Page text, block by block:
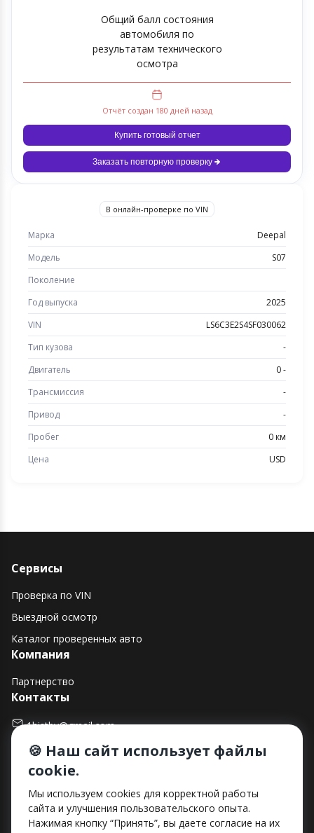
Общий балл состояния
автомобиля по
результатам технического
осмотра
Отчёт создан 180 дней назад
Купить готовый отчет
Заказать повторную проверку
В онлайн-проверке по VIN
Марка
Deepal
Модель
S07
Поколение
Год выпуска
2025
VIN
LS6C3E2S4SF030062
Тип кузова
-
Двигатель
0 -
Трансмиссия
-
Привод
-
Пробег
0 км
Цена
USD
Сервисы
Проверка по VIN
Выездной осмотр
Каталог проверенных авто
Компания
Партнерство
Контакты
1histby@gmail.com
+375 (29) 182-90-00
г. Минск, ул. Макаенка, д. 12Е, пом. 282
Способы оплаты
🍪 Наш сайт использует файлы
cookie.
Мы используем cookies для корректной работы
сайта и улучшения пользовательского опыта.
Нажимая кнопку “Принять”, вы даете согласие на их